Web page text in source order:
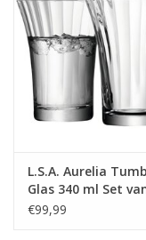
L.S.A. Aurelia
Glas 340 ml Set
Stuks
€99,99